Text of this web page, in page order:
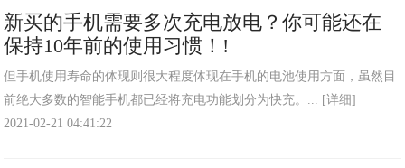
新买的手机需要多次充电放电？你可能还在
保持10年前的使用习惯！!
但手机使用寿命的体现则很大程度体现在手机的电池使用方面，虽然目
前绝大多数的智能手机都已经将充电功能划分为快充。... [详细]
2021-02-21 04:41:22